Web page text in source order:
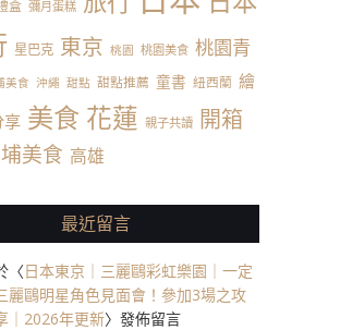
盒 彌月蛋糕
星巴克 東京 桃園 桃園美食 桃園青
美食 沖繩 甜點 甜點推薦 童書 紐西蘭 繪
享 美食 花蓮 親子共讀 開箱
美食 高雄
最近留言
〈日本東京｜三麗鷗彩虹樂園｜一定
麗鷗明星角色見面會！參加3場之攻
｜2026年更新〉發佈留言